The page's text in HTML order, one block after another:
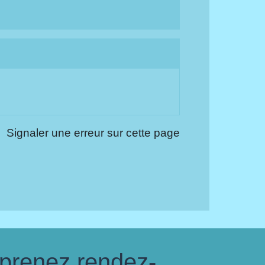
Signaler une erreur sur cette page